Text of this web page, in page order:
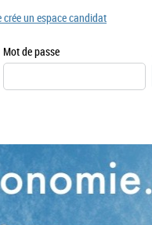
Mot de passe
crée un espace candidat